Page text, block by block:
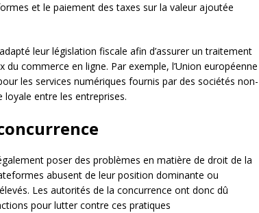
et le paiement des taxes sur la valeur ajoutée
leur législation fiscale afin d’assurer un traitement
commerce en ligne. Par exemple, l’Union européenne
les services numériques fournis par des sociétés non-
entre les entreprises.
poser des problèmes en matière de droit de la
abusent de leur position dominante ou
Les autorités de la concurrence ont donc dû
pour lutter contre ces pratiques